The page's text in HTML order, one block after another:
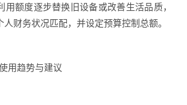
额度逐步替换旧设备或改善生活品质，
财务状况匹配，并设定预算控制总额。
趋势与建议